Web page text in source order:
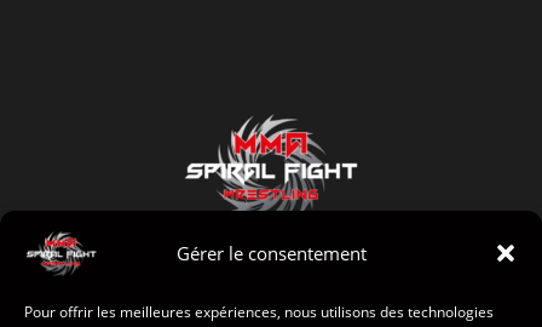
Gérer le consentement
Pour offrir les meilleures expériences, nous utilisons des technologies